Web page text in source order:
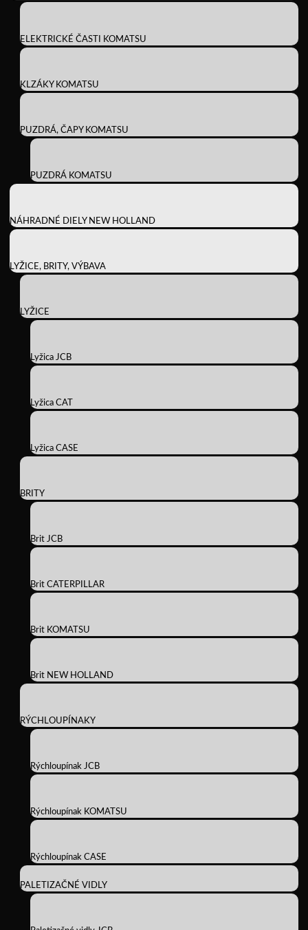
ELEKTRICKÉ ČASTI KOMATSU
KLZÁKY KOMATSU
PUZDRÁ, ČAPY KOMATSU
PUZDRÁ KOMATSU
NÁHRADNÉ DIELY NEW HOLLAND
LYŽICE, BRITY, VÝBAVA
LYŽICE
Lyžica JCB
Lyžica CAT
Lyžica CASE
BRITY
Brit JCB
Brit CATERPILLAR
Brit KOMATSU
Brit NEW HOLLAND
RÝCHLOUPÍNAKY
Rýchloupínak JCB
Rýchloupínak KOMATSU
Rýchloupínak CASE
PALETIZAČNÉ VIDLY